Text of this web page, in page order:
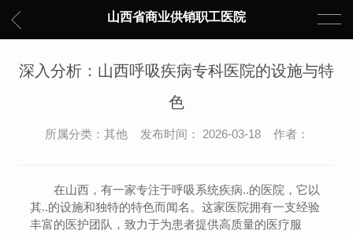
山西省商业供销职工医院
深入分析：山西呼吸疾病专科医院的设施与特
色
所属分类：其他 发布时间： 2026-03-18 作者：
在山西，有一家专注于呼吸系统疾病..的医院，它以
其..的设施和独特的特色而闻名。这家医院拥有一支经验
丰富的医护团队，致力于为患者提供高质量的医疗服